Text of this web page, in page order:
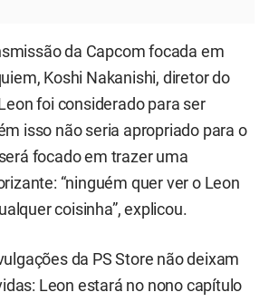
da Capcom focada em
Koshi Nakanishi, diretor do
foi considerado para ser
isso não seria apropriado para o
focado em trazer uma
“ninguém quer ver o Leon
coisinha”, explicou.
da PS Store não deixam
Leon estará no nono capítulo